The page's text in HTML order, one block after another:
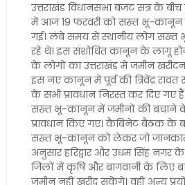
उत्तराखंड विधानसभा बजट सत्र के
में आज 19 फरवरी को सख्त भू-कानून
गई। लंबे समय से स्थानीय लोग
रहे थे। इस संशोधित कानून के लागू होने
के लोगों का उत्तराखंड में जमीन
इस नए कानून में पूर्व की त्रिवेंद्र
के सभी प्रावधान निरस्त कर दिए गए
सख्त भू-कानून में जमीनों की बचाने
प्रावधान किए गए। कैबिनेट बैठक के
सख्त भू-कानून को लेकर जो
अनुसार हरिद्वार और उधम सिंह नगर
जिलों में कृषि और बागवानी के लिए
जमीन नहीं खरीद सकेंगे। वहीं अन्य